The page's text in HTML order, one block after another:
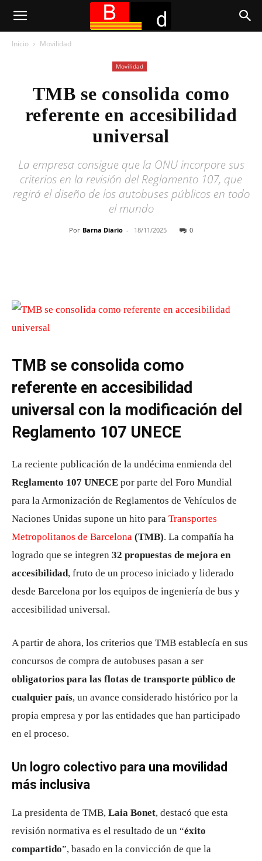
Inicio Movilidad
Movilidad
TMB se consolida como
referente en accesibilidad
universal
La empresa consigue que la ONU incorpore sus
criterios en la revisión del Reglamento 107, que
regirá el diseño de los autobuses públicos en todo
el mundo
Por Barna Diario - 18/11/2025 0
TMB se consolida como
referente en accesibilidad
universal con la modificación del
Reglamento 107 UNECE
La reciente publicación de la undécima enmienda del
Reglamento 107 UNECE por parte del Foro Mundial
para la Armonización de Reglamentos de Vehículos de
Naciones Unidas supone un hito para Transportes
Metropolitanos de Barcelona (TMB). La compañía ha
logrado que se integren 32 propuestas de mejora en
accesibilidad, fruto de un proceso iniciado y liderado
desde Barcelona por los equipos de ingeniería de bus y
accesibilidad universal.
A partir de ahora, los criterios que TMB establecía en sus
concursos de compra de autobuses pasan a ser
obligatorios para las flotas de transporte público de
cualquier país, un avance considerado histórico por la
propia empresa y por las entidades que han participado
en el proceso.
Un logro colectivo para una movilidad
más inclusiva
La presidenta de TMB, Laia Bonet, destacó que esta
revisión normativa es el resultado de un “éxito
compartido”, basado en la convicción de que la